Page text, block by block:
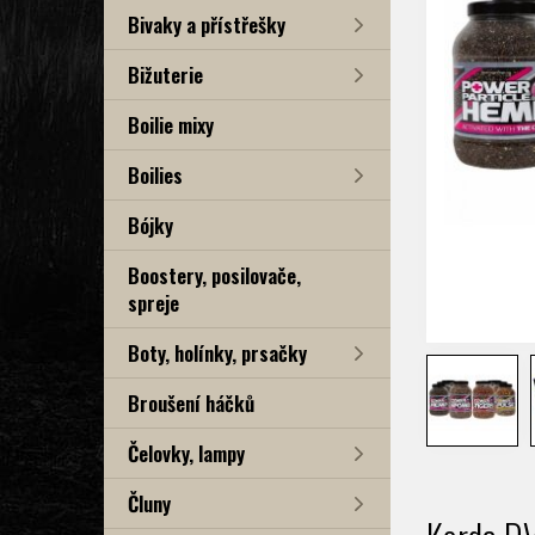
Bivaky a přístřešky
Bižuterie
Boilie mixy
Boilies
Bójky
Boostery, posilovače,
spreje
Boty, holínky, prsačky
Broušení háčků
Čelovky, lampy
Čluny